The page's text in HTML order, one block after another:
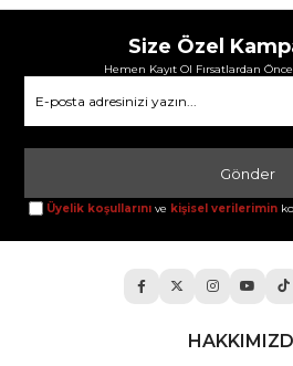
Size Özel
Hemen Kayıt Ol Fırsatlardan
Gönder
Üyelik koşullarını ve kişisel verilerimin